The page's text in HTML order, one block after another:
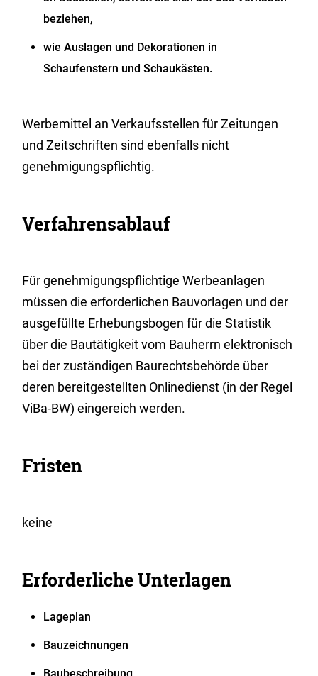
beziehen,
wie Auslagen und Dekorationen in
Schaufenstern und Schaukästen.
Werbemittel an Verkaufsstellen für Zeitungen
und Zeitschriften sind ebenfalls nicht
genehmigungspflichtig.
Verfahrensablauf
Für genehmigungspflichtige Werbeanlagen
müssen die erforderlichen Bauvorlagen und der
ausgefüllte Erhebungsbogen für die Statistik
über die Bautätigkeit vom Bauherrn elektronisch
bei der zuständigen Baurechtsbehörde über
deren bereitgestellten Onlinedienst (in der Regel
ViBa-BW) eingereich werden.
Fristen
keine
Erforderliche Unterlagen
Lageplan
Bauzeichnungen